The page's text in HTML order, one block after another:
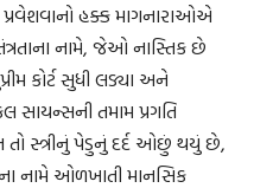
પ્રવેશવાનો હક્ક માગનારાઓએ
નામે, જેઓ નાસ્તિક છે
કોર્ટ સુધી લડ્યા અને
સાયન્સની તમામ પ્રગતિ
સ્ત્રીનું પેડુનું દર્દ ઓછું થયું છે,
નામે ઓળખાતી માનસિક